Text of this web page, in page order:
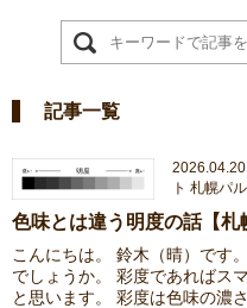
記事一覧
ト 札幌パ
色味とは違う明度の話【札
こんにちは。 鈴木（晴）です
でしょうか。 彩度であればス
と思います。 彩度は色味の濃